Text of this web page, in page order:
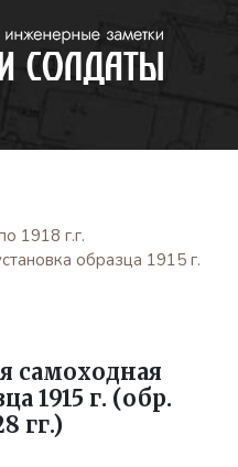
1918 г.г.
образца 1915 г.
самоходная
1915 г. (обр.
гг.)